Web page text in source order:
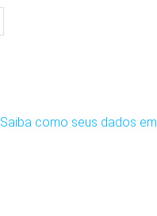
Saiba como seus dados